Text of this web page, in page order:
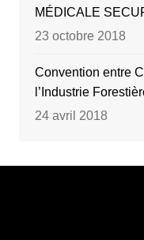
MÉDICALE
23 octobre 2018
Convention entre
l’Industrie
24 avril 2018